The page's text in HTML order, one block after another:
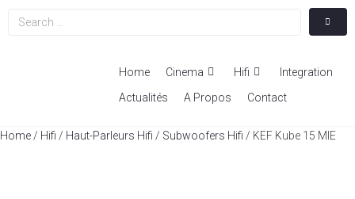
Home Cinema Hifi
Integration
Actualités
A Propos Contact
Home / Hifi / Haut-Parleurs Hifi / Subwoofers Hifi / KEF Kube 15 MIE